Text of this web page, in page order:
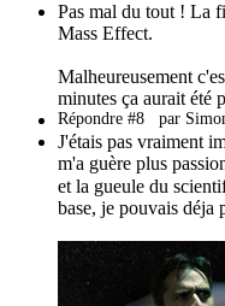
Pas mal du tout ! La
Mass Effect.
Malheureusement
minutes ça aurait été
Répondre #8 par
J'étais pas vraiment
m'a guère plus
et la gueule du
base, je pouvais déja